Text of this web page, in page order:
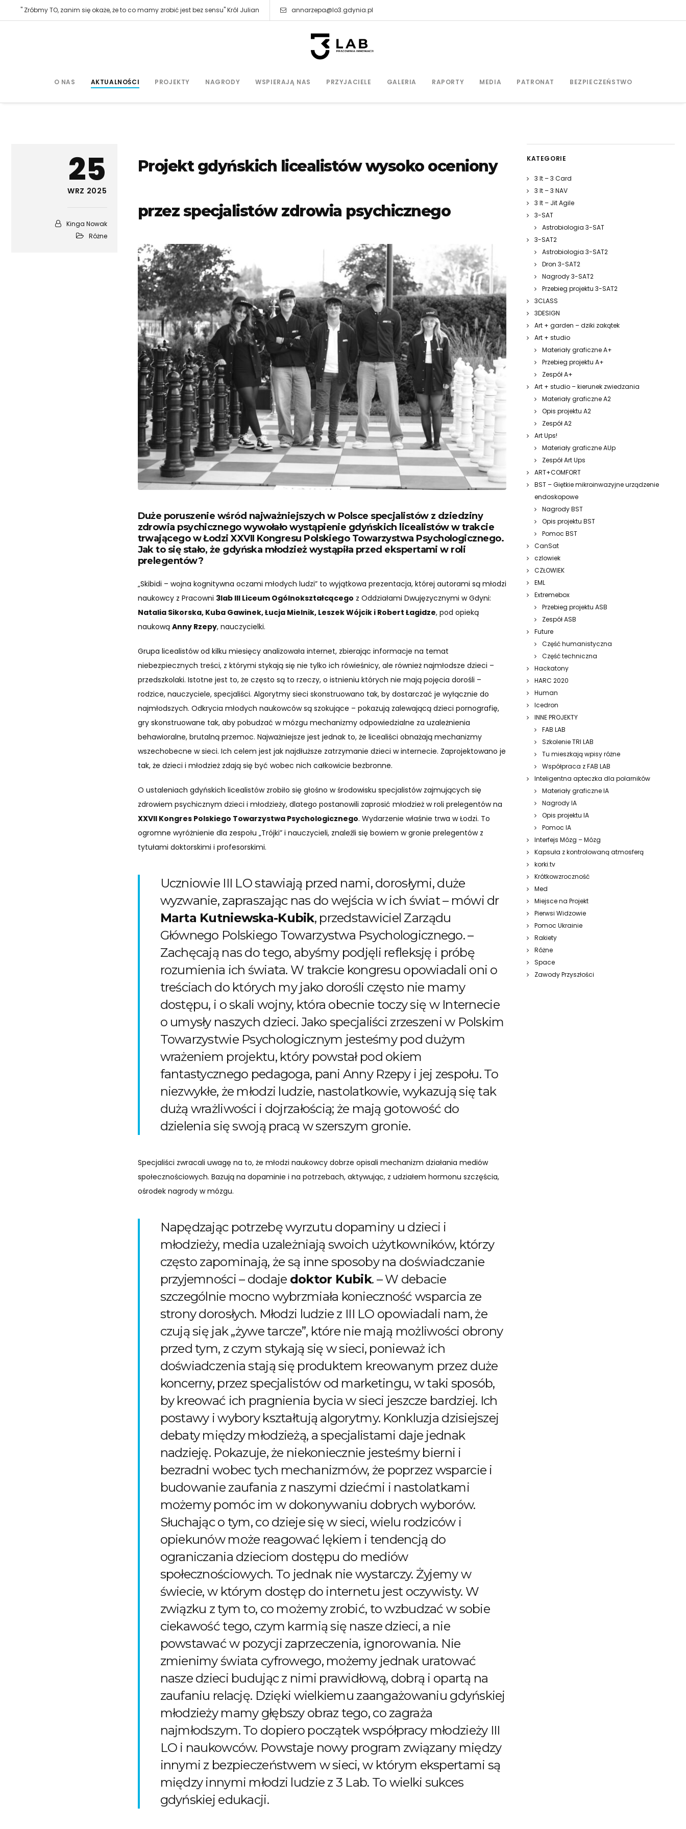
" Zróbmy TO, zanim się okaże, że to co mamy zrobić jest bez sensu" Król Julian annarzepa@lo3.gdynia.pl
O NAS AKTUALNOŚCI PROJEKTY NAGRODY WSPIERAJĄ NAS PRZYJACIELE GALERIA RAPORTY MEDIA PATRONAT BEZPIECZEŃSTWO
25
WRZ 2025
Kinga Nowak
Różne
Projekt gdyńskich licealistów wysoko oceniony
przez specjalistów zdrowia psychicznego
Duże poruszenie wśród najważniejszych w Polsce specjalistów z dziedziny
zdrowia psychicznego wywołało wystąpienie gdyńskich licealistów w trakcie
trwającego w Łodzi XXVII Kongresu Polskiego Towarzystwa Psychologicznego.
Jak to się stało, że gdyńska młodzież wystąpiła przed ekspertami w roli
prelegentów?
„Skibidi – wojna kognitywna oczami młodych ludzi” to wyjątkowa prezentacja, której autorami są młodzi
naukowcy z Pracowni 3lab III Liceum Ogólnokształcącego z Oddziałami Dwujęzycznymi w Gdyni:
Natalia Sikorska, Kuba Gawinek, Łucja Mielnik, Leszek Wójcik i Robert Łagidze, pod opieką
naukową Anny Rzepy, nauczycielki.
Grupa licealistów od kilku miesięcy analizowała internet, zbierając informacje na temat
niebezpiecznych treści, z którymi stykają się nie tylko ich rówieśnicy, ale również najmłodsze dzieci –
przedszkolaki. Istotne jest to, że często są to rzeczy, o istnieniu których nie mają pojęcia dorośli –
rodzice, nauczyciele, specjaliści. Algorytmy sieci skonstruowano tak, by dostarczać je wyłącznie do
najmłodszych. Odkrycia młodych naukowców są szokujące – pokazują zalewającą dzieci pornografię,
gry skonstruowane tak, aby pobudzać w mózgu mechanizmy odpowiedzialne za uzależnienia
behawioralne, brutalną przemoc. Najważniejsze jest jednak to, że licealiści obnażają mechanizmy
wszechobecne w sieci. Ich celem jest jak najdłuższe zatrzymanie dzieci w internecie. Zaprojektowano je
tak, że dzieci i młodzież zdają się być wobec nich całkowicie bezbronne.
O ustaleniach gdyńskich licealistów zrobiło się głośno w środowisku specjalistów zajmujących się
zdrowiem psychicznym dzieci i młodzieży, dlatego postanowili zaprosić młodzież w roli prelegentów na
XXVII Kongres Polskiego Towarzystwa Psychologicznego. Wydarzenie właśnie trwa w Łodzi. To
ogromne wyróżnienie dla zespołu „Trójki” i nauczycieli, znaleźli się bowiem w gronie prelegentów z
tytułami doktorskimi i profesorskimi.
Uczniowie III LO stawiają przed nami, dorosłymi, duże
wyzwanie, zapraszając nas do wejścia w ich świat – mówi dr
Marta Kutniewska-Kubik, przedstawiciel Zarządu
Głównego Polskiego Towarzystwa Psychologicznego. –
Zachęcają nas do tego, abyśmy podjęli refleksję i próbę
rozumienia ich świata. W trakcie kongresu opowiadali oni o
treściach do których my jako dorośli często nie mamy
dostępu, i o skali wojny, która obecnie toczy się w Internecie
o umysły naszych dzieci. Jako specjaliści zrzeszeni w Polskim
Towarzystwie Psychologicznym jesteśmy pod dużym
wrażeniem projektu, który powstał pod okiem
fantastycznego pedagoga, pani Anny Rzepy i jej zespołu. To
niezwykłe, że młodzi ludzie, nastolatkowie, wykazują się tak
dużą wrażliwości i dojrzałością; że mają gotowość do
dzielenia się swoją pracą w szerszym gronie.
Specjaliści zwracali uwagę na to, że młodzi naukowcy dobrze opisali mechanizm działania mediów
społecznościowych. Bazują na dopaminie i na potrzebach, aktywując, z udziałem hormonu szczęścia,
ośrodek nagrody w mózgu.
Napędzając potrzebę wyrzutu dopaminy u dzieci i
młodzieży, media uzależniają swoich użytkowników, którzy
często zapominają, że są inne sposoby na doświadczanie
przyjemności – dodaje doktor Kubik. – W debacie
szczególnie mocno wybrzmiała konieczność wsparcia ze
strony dorosłych. Młodzi ludzie z III LO opowiadali nam, że
czują się jak „żywe tarcze”, które nie mają możliwości obrony
przed tym, z czym stykają się w sieci, ponieważ ich
doświadczenia stają się produktem kreowanym przez duże
koncerny, przez specjalistów od marketingu, w taki sposób,
by kreować ich pragnienia bycia w sieci jeszcze bardziej. Ich
postawy i wybory kształtują algorytmy. Konkluzja dzisiejszej
debaty między młodzieżą, a specjalistami daje jednak
nadzieję. Pokazuje, że niekoniecznie jesteśmy bierni i
bezradni wobec tych mechanizmów, że poprzez wsparcie i
budowanie zaufania z naszymi dziećmi i nastolatkami
możemy pomóc im w dokonywaniu dobrych wyborów.
Słuchając o tym, co dzieje się w sieci, wielu rodziców i
opiekunów może reagować lękiem i tendencją do
ograniczania dzieciom dostępu do mediów
społecznościowych. To jednak nie wystarczy. Żyjemy w
świecie, w którym dostęp do internetu jest oczywisty. W
związku z tym to, co możemy zrobić, to wzbudzać w sobie
ciekawość tego, czym karmią się nasze dzieci, a nie
powstawać w pozycji zaprzeczenia, ignorowania. Nie
zmienimy świata cyfrowego, możemy jednak uratować
nasze dzieci budując z nimi prawidłową, dobrą i opartą na
zaufaniu relację. Dzięki wielkiemu zaangażowaniu gdyńskiej
młodzieży mamy głębszy obraz tego, co zagraża
najmłodszym. To dopiero początek współpracy młodzieży III
LO i naukowców. Powstaje nowy program związany między
innymi z bezpieczeństwem w sieci, w którym ekspertami są
między innymi młodzi ludzie z 3 Lab. To wielki sukces
gdyńskiej edukacji.
KATEGORIE
3 It – 3 Card
3 It – 3 NAV
3 It – Jit Agile
3-SAT
Astrobiologia 3-SAT
3-SAT2
Astrobiologia 3-SAT2
Dron 3-SAT2
Nagrody 3-SAT2
Przebieg projektu 3-SAT2
3CLASS
3DESIGN
Art + garden – dziki zakątek
Art + studio
Materiały graficzne A+
Przebieg projektu A+
Zespół A+
Art + studio – kierunek zwiedzania
Materiały graficzne A2
Opis projektu A2
Zespół A2
Art Ups!
Materiały graficzne AUp
Zespół Art Ups
ART+COMFORT
BST – Giętkie mikroinwazyjne urządzenie
endoskopowe
Nagrody BST
Opis projektu BST
Pomoc BST
CanSat
czlowiek
CZŁOWIEK
EML
Extremebox
Przebieg projektu ASB
Zespół ASB
Future
Część humanistyczna
Część techniczna
Hackatony
HARC 2020
Human
Icedron
INNE PROJEKTY
FAB LAB
Szkolenie TRI LAB
Tu mieszkają wpisy różne
Współpraca z FAB LAB
Inteligentna apteczka dla polarników
Materiały graficzne IA
Nagrody IA
Opis projektu IA
Pomoc IA
Interfejs Mózg – Mózg
Kapsuła z kontrolowaną atmosferą
korki.tv
Krótkowzroczność
Med
Miejsce na Projekt
Pierwsi Widzowie
Pomoc Ukrainie
Rakiety
Różne
Space
Zawody Przyszłości